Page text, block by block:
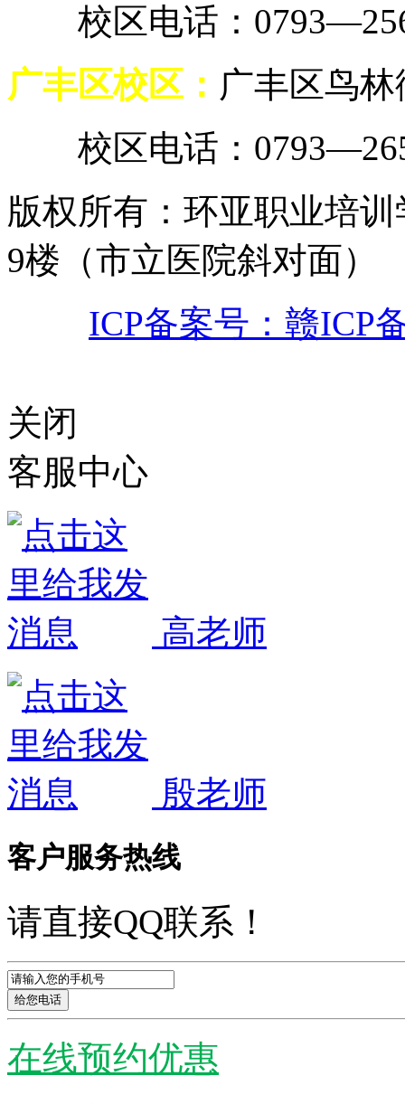
校区电话：
广丰区校区： 广丰区鸟
校区电话：
版权所有 ： 环亚职业培
9楼（市立医院斜对面）
ICP备案号：赣ICP
关闭
客服中心
高老师
殷老师
客户服务热线
请直接QQ联系！
在线预约优惠